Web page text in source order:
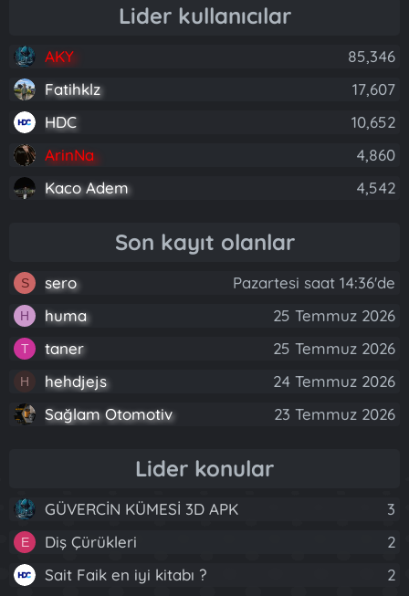
Lider kullanıcılar
AKY
85,346
Fatihklz
17,607
HDC
10,652
ArinNa
4,860
Kaco Adem
4,542
Son kayıt olanlar
S sero Pazartesi saat 14:36'de
H huma 25 Temmuz 2026
T taner 25 Temmuz 2026
H hehdjejs
24 Temmuz 2026
Sağlam Otomotiv
23 Temmuz 2026
Lider konular
GÜVERCİN KÜMESİ 3D APK 3
E Diş Çürükleri
2
Sait Faik en iyi kitabı ?
2